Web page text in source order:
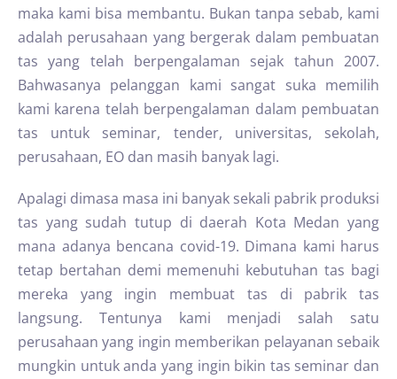
maka kami bisa membantu. Bukan tanpa sebab, kami
adalah perusahaan yang bergerak dalam pembuatan
tas yang telah berpengalaman sejak tahun 2007.
Bahwasanya pelanggan kami sangat suka memilih
kami karena telah berpengalaman dalam pembuatan
tas untuk seminar, tender, universitas, sekolah,
perusahaan, EO dan masih banyak lagi.
Apalagi dimasa masa ini banyak sekali pabrik produksi
tas yang sudah tutup di daerah Kota Medan yang
mana adanya bencana covid-19. Dimana kami harus
tetap bertahan demi memenuhi kebutuhan tas bagi
mereka yang ingin membuat tas di pabrik tas
langsung. Tentunya kami menjadi salah satu
perusahaan yang ingin memberikan pelayanan sebaik
mungkin untuk anda yang ingin bikin tas seminar dan